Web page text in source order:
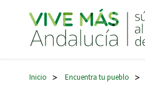
Navegación principal
Inicio > Encuentra tu pueblo >